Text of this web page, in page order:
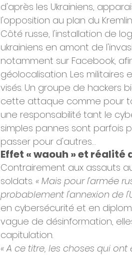
d'après les Ukrainiens,
l'opposition au plan du
Côté russe, l'installation de
ukrainiens en amont de
notamment sur Facebook,
géolocalisation. Les
visés. Un groupe de hackers
cette attaque comme pour
une responsabilité tant le
simples pannes sont parfois
passer pour d'autres…
Effet « waouh » et réalité
Contrairement aux assauts
soldats. « Mais pour l'armée
probablement l'annexion de
en cybersécurité et en
vague de désinformation,
capitulation.
« A ce titre, les choses qui